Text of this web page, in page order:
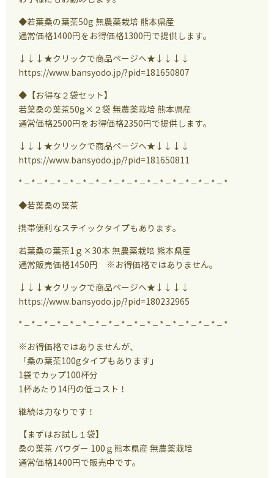
◆若葉桑の葉茶50g 無農薬栽培 熊本県産
通常価格1400円をお得価格1300円で提供します。
↓ ↓↓★クリックで商品ページへ★↓↓↓↓
https://www.bansyodo.jp/?pid=181650807
◆【お得な２袋セット】
若葉桑の葉茶50g×２袋 無農薬栽培 熊本県産
通常価格2500円をお得価格2350円で提供します。
↓↓↓★クリックで商品ページへ★↓↓↓↓
https://www.bansyodo.jp/?pid=181650811
* – * – * – * – * – * – * – * – * – * – * – * – * – * – * – * – *
◆若葉桑の葉茶
携帯便利なステイックタイプもあります。
若葉桑の葉茶1ｇ×30本 無農薬栽培 熊本県産
通常販売価格1450円 ※お得価格ではありません。
↓↓↓★クリックで商品ページへ★↓↓↓↓
https://www.bansyodo.jp/?pid=180232965
* – * – * – * – * – * – * – * – * – * – * – * – * – * – * – * – *
※お得価格ではありませんが、
「桑の葉茶100gタイプもあります」
1袋でカップ100杯分
1杯あたり14円の低コスト！
継続は力なりです！
【まずはお試し１袋】
桑の葉茶 パウダー 100ｇ熊本県産 無農薬栽培
通常価格1400円で販売中です。